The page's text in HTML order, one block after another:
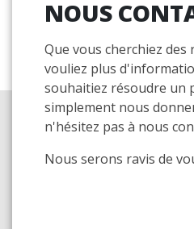
NOUS
Que vous cherchiez des
vouliez plus
souhaitiez résoudre un
simplement nous
n'hésitez pas à nous
Nous serons ravis de